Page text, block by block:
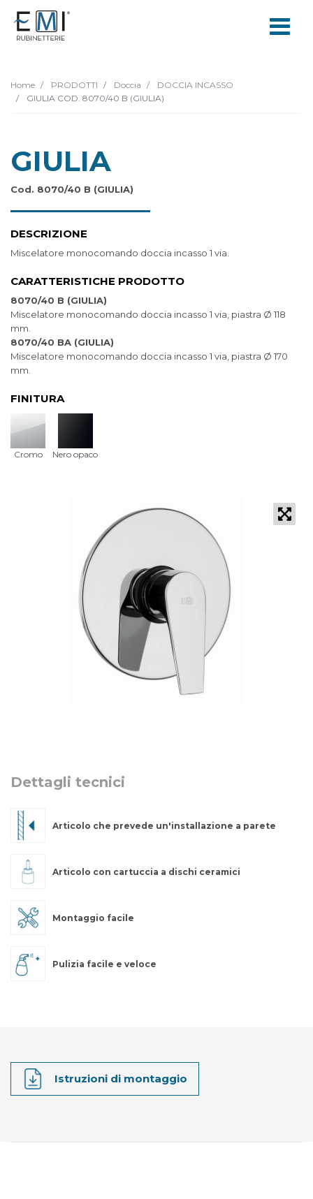
Home PRODOTTI Doccia
DOCCIA INCASSO
GIULIA COD. 8070/40 B (GIULIA)
GIULIA
Cod. 8070/40 B (GIULIA)
DESCRIZIONE
Miscelatore monocomando doccia incasso 1 via.
CARATTERISTICHE PRODOTTO
8070/40 B (GIULIA)
Miscelatore monocomando doccia incasso 1 via, piastra Ø 118
mm.
8070/40 BA (GIULIA)
Miscelatore monocomando doccia incasso 1 via, piastra Ø 170
mm.
FINITURA
Cromo Nero opaco
Dettagli tecnici
Articolo che prevede un'installazione a parete
Articolo con cartuccia a dischi ceramici
Montaggio facile
Pulizia facile e veloce
Istruzioni di montaggio